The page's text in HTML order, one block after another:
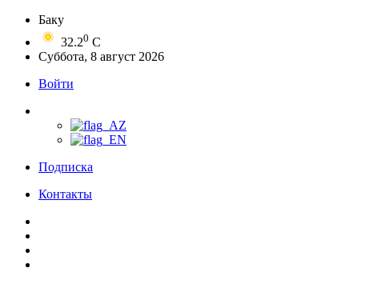
Баку
32.20 C
Суббота, 8 август 2026
Войти
Подписка
Контакты